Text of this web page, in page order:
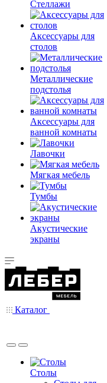
Стеллажи
Аксессуары для
столов
Металлические
подстолья
Аксессуары для
ванной комнаты
Лавочки
Мягкая мебель
Тумбы
Акустические
экраны
Каталог
Столы